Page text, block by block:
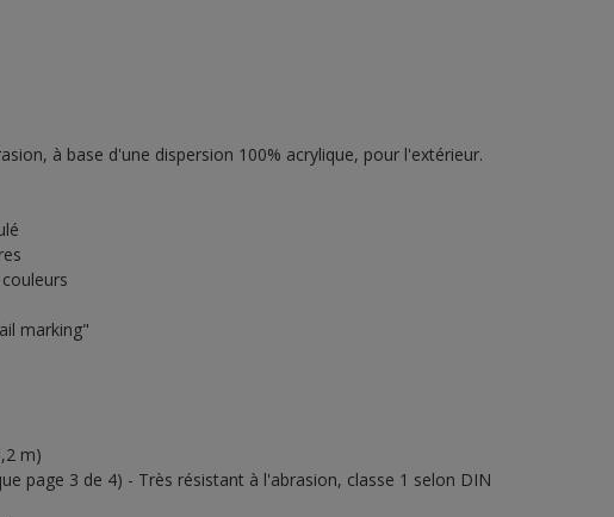
à base d'une dispersion 100% acrylique, pour l'extérieur.
marking"
m)
page 3 de 4) - Très résistant à l'abrasion, classe 1 selon DIN